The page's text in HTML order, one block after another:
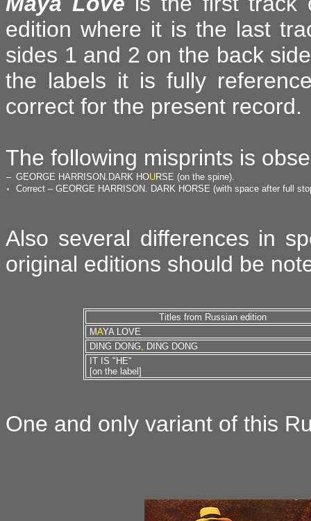
edition where it is the last
sides 1 and 2 on the back
the labels it is fully
correct for the present record.
The following misprints is
– GEORGE HARRISON.DARK HOURSE (on the spine).
◦
Correct – GEORGE HARRISON. DARK HORSE (with space after full
Also several differences in
original editions should be
Titles from Russian edition
MAYA LOVE
DING DONG, DING DONG
IT IS "HE"
[on the label]
One and only variant of this